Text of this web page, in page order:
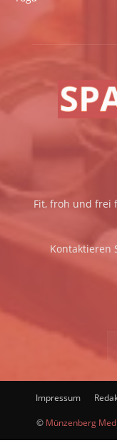
Fit, froh und frei
Kontaktieren
Impressum
© Münzenberg